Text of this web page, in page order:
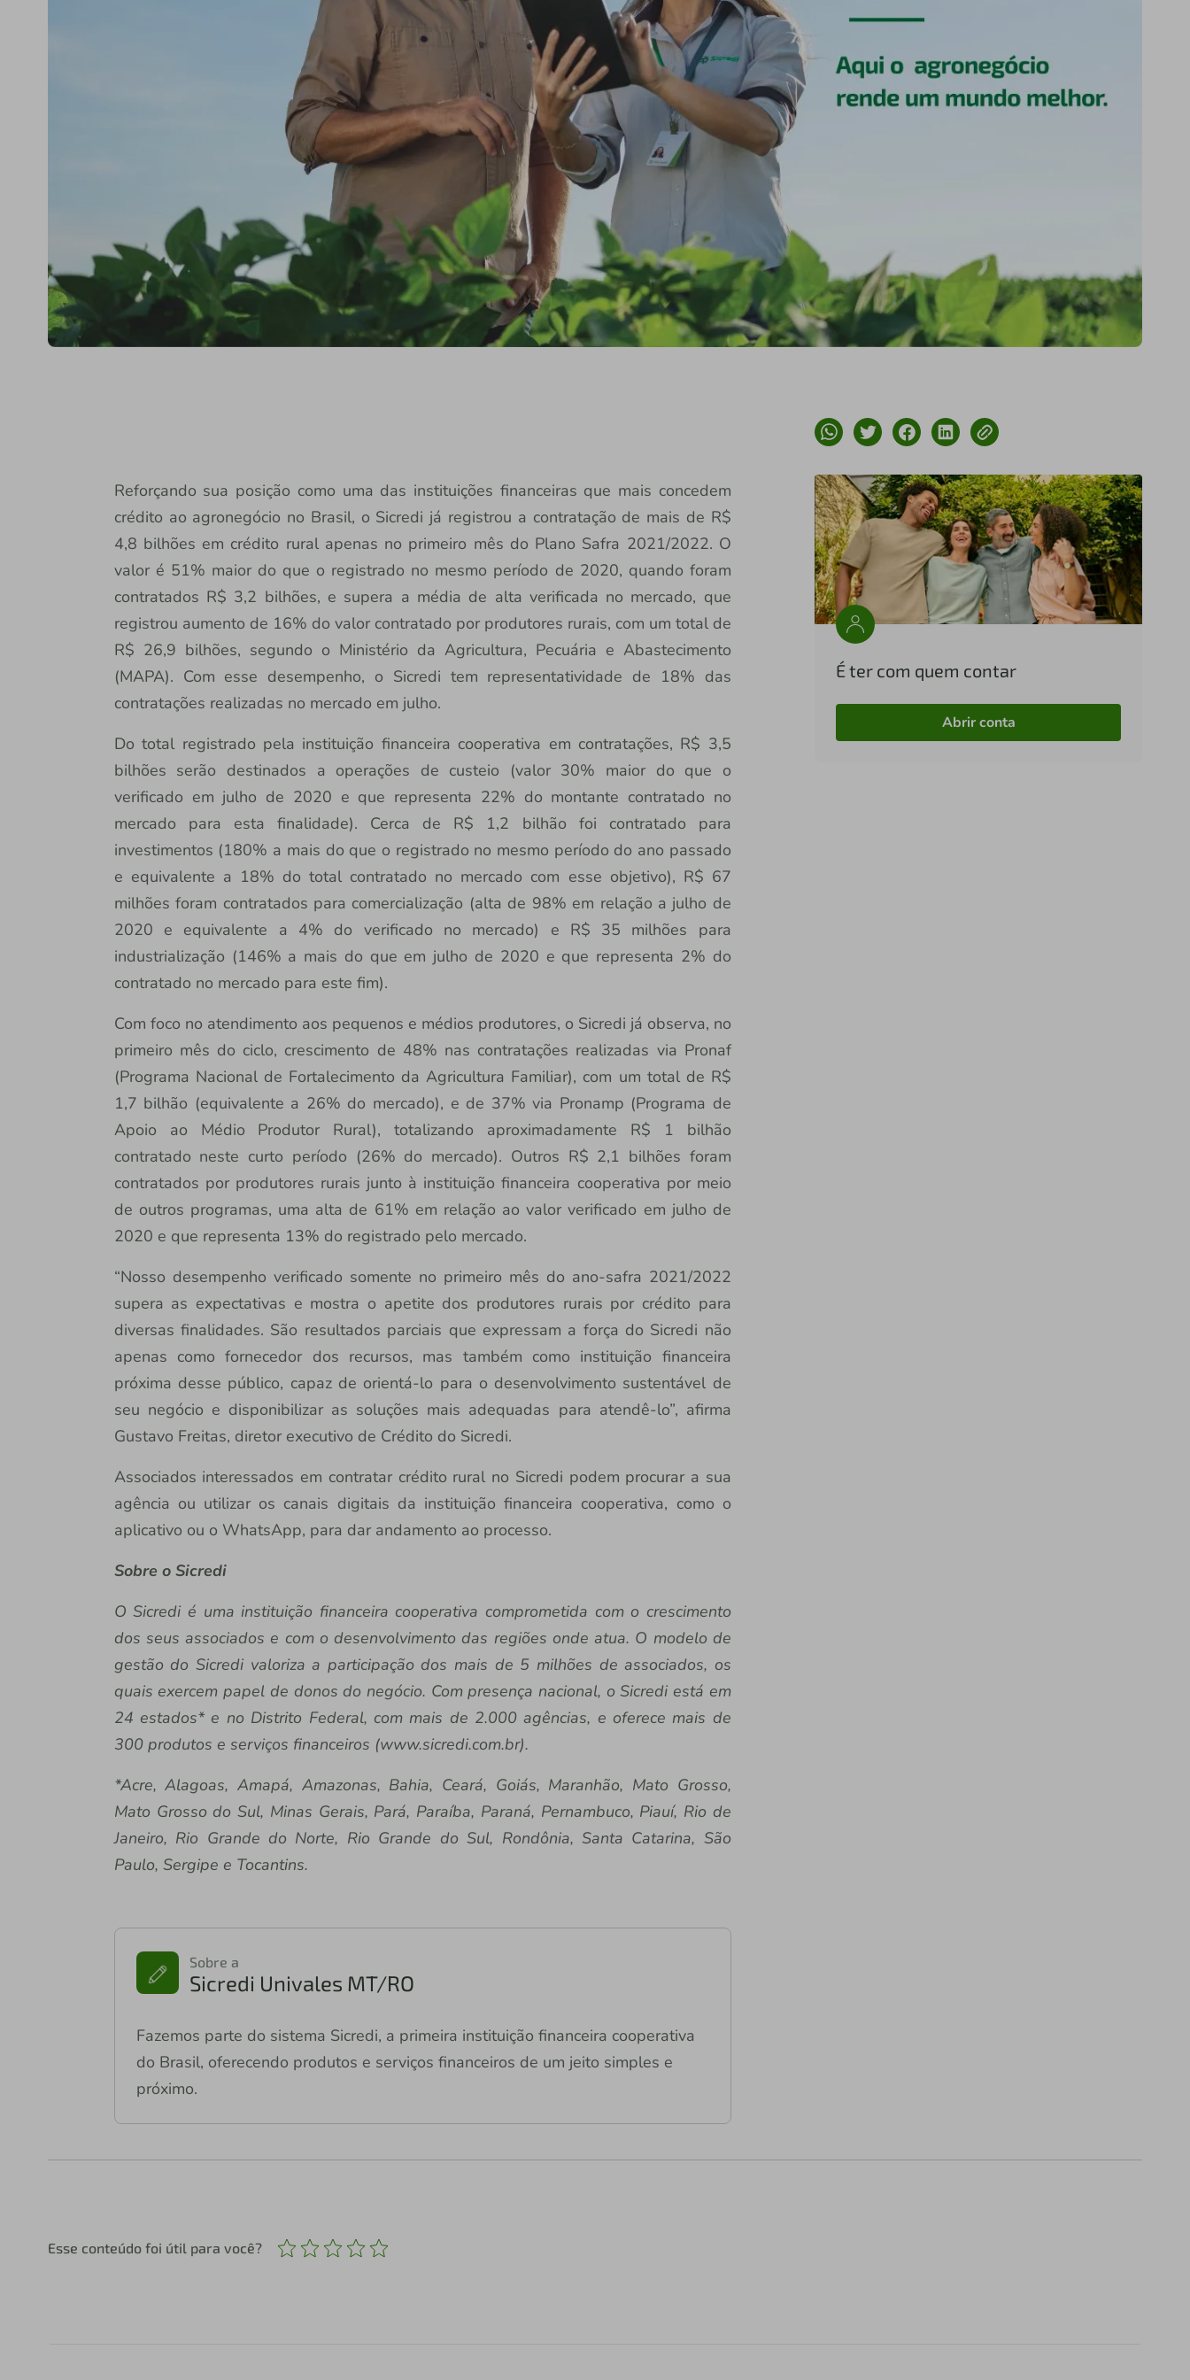
Reforçando sua posição como uma das instituições financeiras que mais concedem
crédito ao agronegócio no Brasil, o Sicredi já registrou a contratação de mais de R$
4,8 bilhões em crédito rural apenas no primeiro mês do Plano Safra 2021/2022. O
valor é 51% maior do que o registrado no mesmo período de 2020, quando foram
contratados R$ 3,2 bilhões, e supera a média de alta verificada no mercado, que
registrou aumento de 16% do valor contratado por produtores rurais, com um total de
R$ 26,9 bilhões, segundo o Ministério da Agricultura, Pecuária e Abastecimento
(MAPA). Com esse desempenho, o Sicredi tem representatividade de 18% das
contratações realizadas no mercado em julho.
Do total registrado pela instituição financeira cooperativa em contratações, R$ 3,5
bilhões serão destinados a operações de custeio (valor 30% maior do que o
verificado em julho de 2020 e que representa 22% do montante contratado no
mercado para esta finalidade). Cerca de R$ 1,2 bilhão foi contratado para
investimentos (180% a mais do que o registrado no mesmo período do ano passado
e equivalente a 18% do total contratado no mercado com esse objetivo), R$ 67
milhões foram contratados para comercialização (alta de 98% em relação a julho de
2020 e equivalente a 4% do verificado no mercado) e R$ 35 milhões para
industrialização (146% a mais do que em julho de 2020 e que representa 2% do
contratado no mercado para este fim).
Com foco no atendimento aos pequenos e médios produtores, o Sicredi já observa, no
primeiro mês do ciclo, crescimento de 48% nas contratações realizadas via Pronaf
(Programa Nacional de Fortalecimento da Agricultura Familiar), com um total de R$
1,7 bilhão (equivalente a 26% do mercado), e de 37% via Pronamp (Programa de
Apoio ao Médio Produtor Rural), totalizando aproximadamente R$ 1 bilhão
contratado neste curto período (26% do mercado). Outros R$ 2,1 bilhões foram
contratados por produtores rurais junto à instituição financeira cooperativa por meio
de outros programas, uma alta de 61% em relação ao valor verificado em julho de
2020 e que representa 13% do registrado pelo mercado.
“Nosso desempenho verificado somente no primeiro mês do ano-safra 2021/2022
supera as expectativas e mostra o apetite dos produtores rurais por crédito para
diversas finalidades. São resultados parciais que expressam a força do Sicredi não
apenas como fornecedor dos recursos, mas também como instituição financeira
próxima desse público, capaz de orientá-lo para o desenvolvimento sustentável de
seu negócio e disponibilizar as soluções mais adequadas para atendê-lo”, afirma
Gustavo Freitas, diretor executivo de Crédito do Sicredi.
Associados interessados em contratar crédito rural no Sicredi podem procurar a sua
agência ou utilizar os canais digitais da instituição financeira cooperativa, como o
aplicativo ou o WhatsApp, para dar andamento ao processo.
Sobre o Sicredi
O Sicredi é uma instituição financeira cooperativa comprometida com o crescimento
dos seus associados e com o desenvolvimento das regiões onde atua. O modelo de
gestão do Sicredi valoriza a participação dos mais de 5 milhões de associados, os
quais exercem papel de donos do negócio. Com presença nacional, o Sicredi está em
24 estados* e no Distrito Federal, com mais de 2.000 agências, e oferece mais de
300 produtos e serviços financeiros (www.sicredi.com.br).
*Acre, Alagoas, Amapá, Amazonas, Bahia, Ceará, Goiás, Maranhão, Mato Grosso,
Mato Grosso do Sul, Minas Gerais, Pará, Paraíba, Paraná, Pernambuco, Piauí, Rio de
Janeiro, Rio Grande do Norte, Rio Grande do Sul, Rondônia, Santa Catarina, São
Paulo, Sergipe e Tocantins.
Sobre a
Sicredi Univales MT/RO
Fazemos parte do sistema Sicredi, a primeira instituição financeira cooperativa
do Brasil, oferecendo produtos e serviços financeiros de um jeito simples e
próximo.
É ter com quem contar
Abrir conta
Esse conteúdo foi útil para você?